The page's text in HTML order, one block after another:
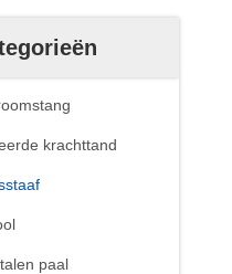
krachttand
paal